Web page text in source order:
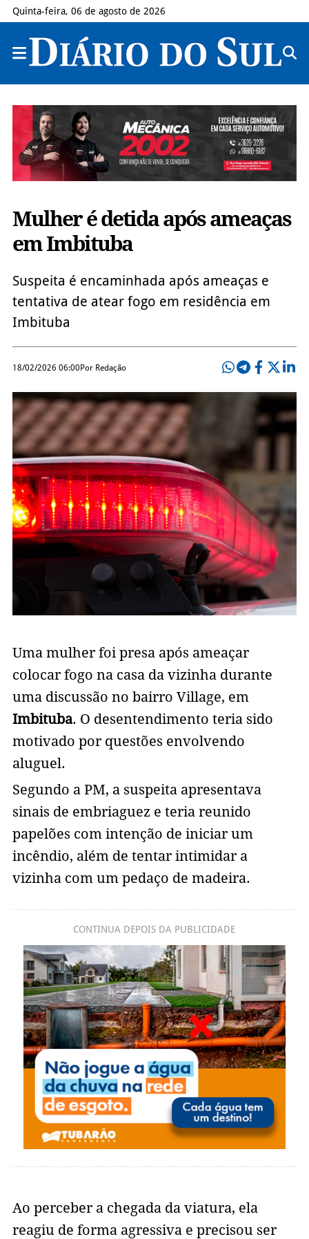
Quinta-feira, 06 de agosto de 2026
Mulher é detida após ameaças
em Imbituba
Suspeita é encaminhada após ameaças e
tentativa de atear fogo em residência em
Imbituba
18/02/2026 06:00Por Redação
Uma mulher foi presa após ameaçar
colocar fogo na casa da vizinha durante
uma discussão no bairro Village, em
Imbituba. O desentendimento teria sido
motivado por questões envolvendo
aluguel.
Segundo a PM, a suspeita apresentava
sinais de embriaguez e teria reunido
papelões com intenção de iniciar um
incêndio, além de tentar intimidar a
vizinha com um pedaço de madeira.
CONTINUA DEPOIS DA PUBLICIDADE
Ao perceber a chegada da viatura, ela
reagiu de forma agressiva e precisou ser